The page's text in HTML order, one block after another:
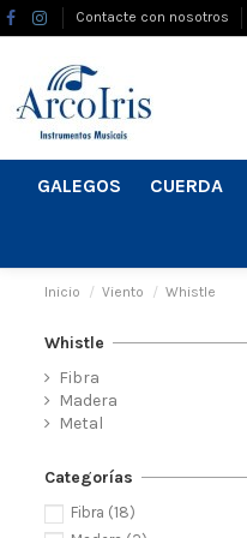
Contacte con nosotros
GALEGOS CUERDA
Inicio Viento Whistle
Whistle
Fibra
Madera
Metal
Categorías
Fibra (18)